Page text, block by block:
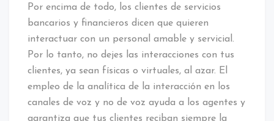
Por encima de todo, los clientes de servicios
bancarios y financieros dicen que quieren
interactuar con un personal amable y servicial.
Por lo tanto, no dejes las interacciones con tus
clientes, ya sean físicas o virtuales, al azar. El
empleo de la analítica de la interacción en los
canales de voz y no de voz ayuda a los agentes y
garantiza que tus clientes reciban siempre la